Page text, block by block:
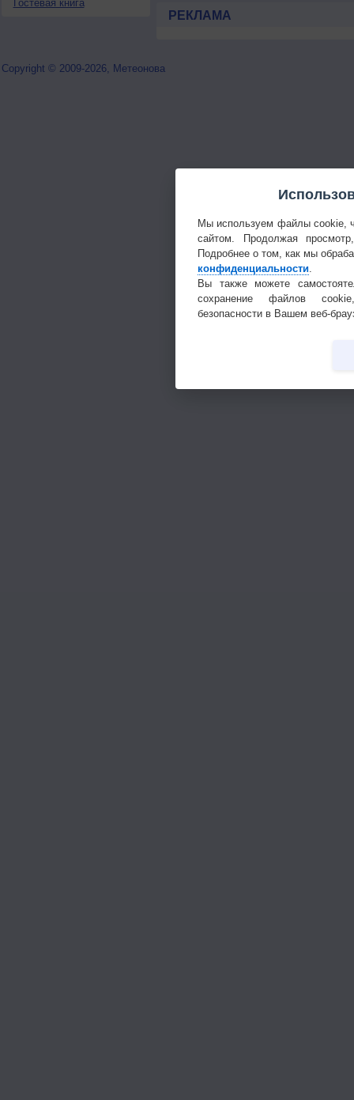
Гостевая книга
РЕКЛАМА
Copyright © 2009-2026, Метеонова
Мы используем файлы cookie,
сайтом. Продолжая
Подробнее о том, как мы
конфиденциальности
Вы также можете
сохранение файлов
безопасности в Вашем веб-